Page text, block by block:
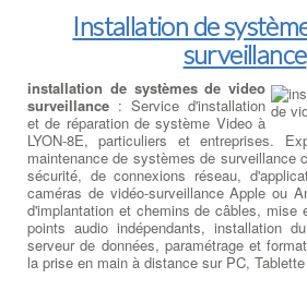
de
votre Pc
l'Ordi sur
LYON-8E
Alimentations ATX standard pour Pc
LYON-8E -Recherche de Puissances
et 1200 watts- Alimentations Corsair 80
PC sur Bloc Alimentation - à LYON-
ventilation du Bloc alimentation modulaire.
remplacement de disque dur ou SSD.
priorité absolue.
Réparation
Portables
de votre
système
peut
votre
bureaux et de besoins de sécurité.
Choisir
Un à
Tout-En-
évolutif
Tout-En-
utiliser,
21'
souris
boîtier de l'ordi Tout-En-Un - doit
Installation de
surveillance
installation de systèmes de video
surveillance : Service d'installation
et de réparation de système Video à
LYON-8E, particuliers et entreprises.
maintenance de systèmes de surveillance
sécurité, de connexions réseau,
caméras de vidéo-surveillance Apple ou
d'implantation et chemins de câbles, mise
points audio indépendants, installation
serveur de données, paramétrage et
la prise en main à distance sur PC,